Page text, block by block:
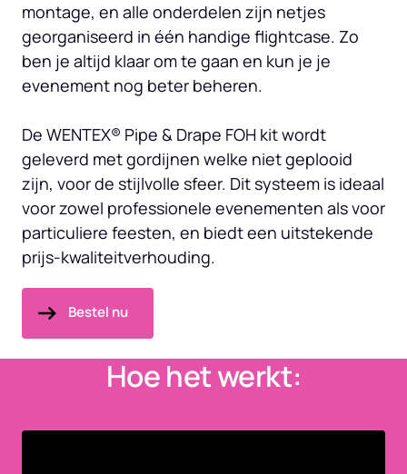
montage, en alle onderdelen zijn netjes
georganiseerd in één handige flightcase. Zo
ben je altijd klaar om te gaan en kun je je
evenement nog beter beheren.
De WENTEX® Pipe & Drape FOH kit wordt
geleverd met gordijnen welke niet geplooid
zijn, voor de stijlvolle sfeer. Dit systeem is ideaal
voor zowel professionele evenementen als voor
particuliere feesten, en biedt een uitstekende
prijs-kwaliteitverhouding.
Bestel nu
Hoe het werkt: